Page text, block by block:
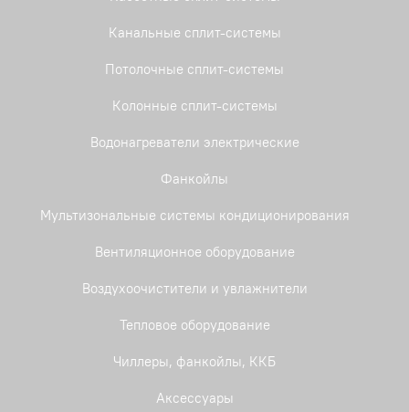
Канальные сплит-системы
Потолочные сплит-системы
Колонные сплит-системы
Водонагреватели электрические
Фанкойлы
Мультизональные системы кондиционирования
Вентиляционное оборудование
Воздухоочистители и увлажнители
Тепловое оборудование
Чиллеры, фанкойлы, ККБ
Аксессуары